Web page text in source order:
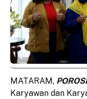
MATARAM,
Karyawan dan